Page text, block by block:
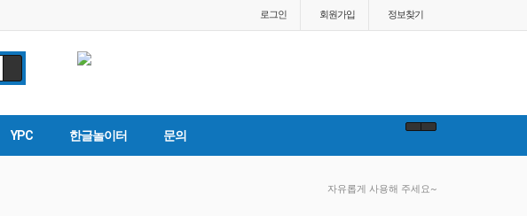
로그인 회원가입 정보찾기
YPC 한글놀이터 문의
자유롭게 사용해 주세요~